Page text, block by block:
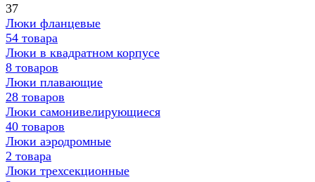
37
Люки фланцевые
54 товара
Люки в квадратном корпусе
8 товаров
Люки плавающие
28 товаров
Люки самонивелирующиеся
40 товаров
Люки аэродромные
2 товара
Люки трехсекционные